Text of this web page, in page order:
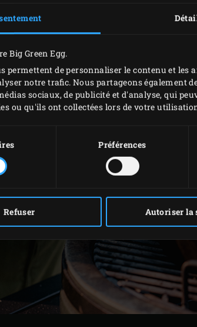
Big Green Egg.
permettent de personnaliser le contenu et
notre trafic. Nous partageons également
sociaux, de publicité et d'analyse, qui
ou qu'ils ont collectées lors de votre
Préférences
Refuser Autoriser la
portions et façonnez-les en forme de